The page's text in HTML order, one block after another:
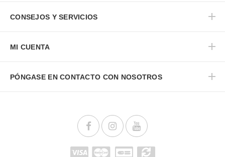
CONSEJOS Y SERVICIOS
MI CUENTA
PÓNGASE EN CONTACTO CON NOSOTROS